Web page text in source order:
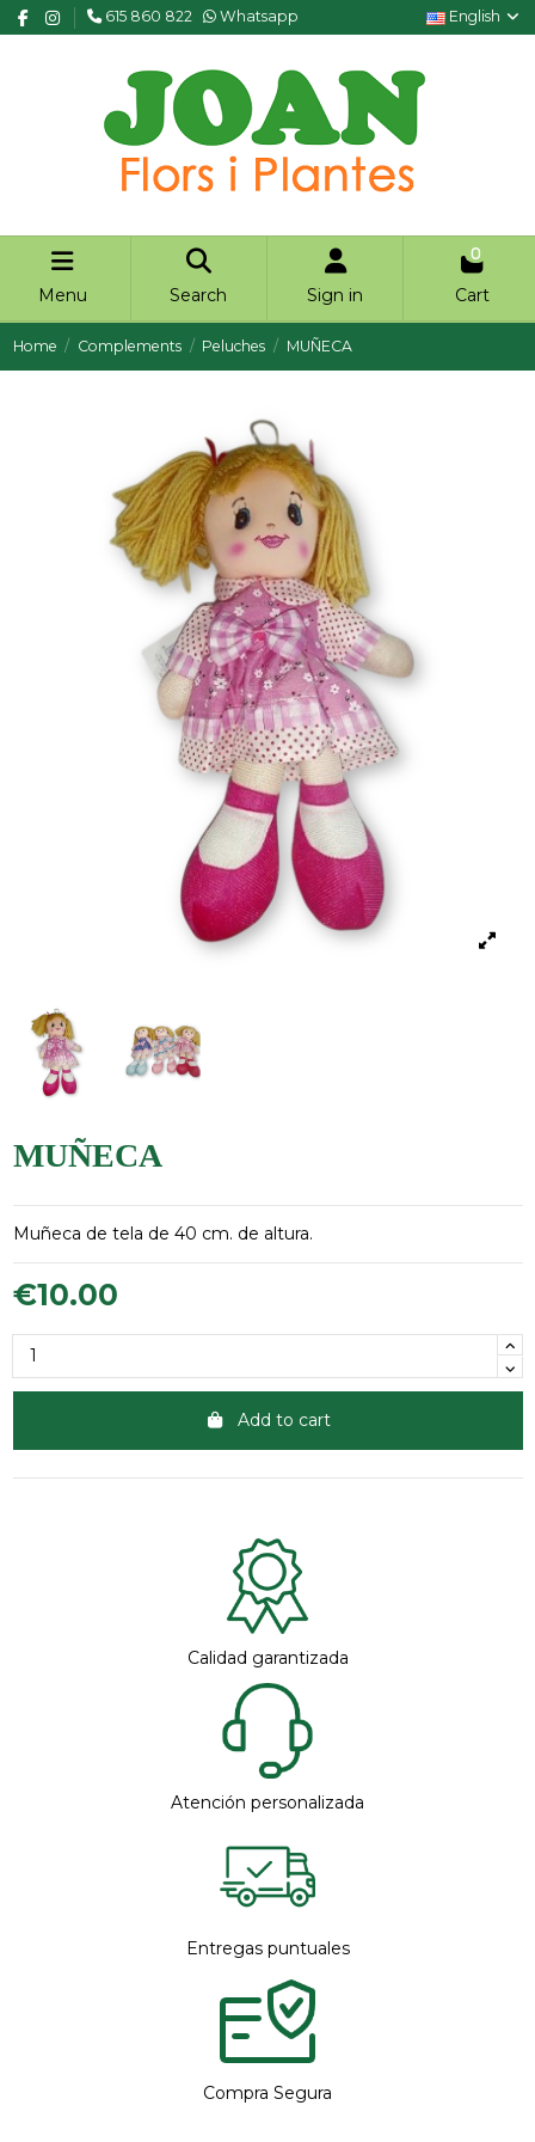
615 860 822 Whatsapp English
Menu Search Sign in
0
Cart
Home Complements Peluches MUÑECA
MUÑECA
Muñeca de tela de 40 cm. de altura.
€10.00
Add to cart
Calidad garantizada
Atención personalizada
Entregas puntuales
Compra Segura